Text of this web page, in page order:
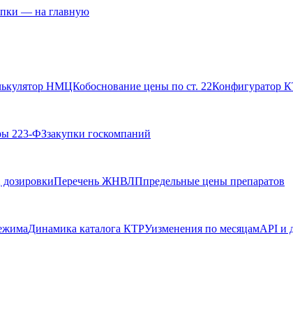
НМЦКобоснование цены по ст. 22Конфигуратор
223-ФЗзакупки госкомпаний
Перечень ЖНВЛПпредельные цены препаратов
Динамика каталога КТРУизменения по месяцамAPI и